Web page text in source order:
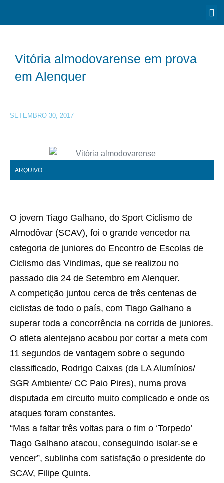
Vitória almodovarense em prova
em Alenquer
SETEMBRO 30, 2017
ARQUIVO
O jovem Tiago Galhano, do Sport Ciclismo de
Almodôvar (SCAV), foi o grande vencedor na
categoria de juniores do Encontro de Escolas de
Ciclismo das Vindimas, que se realizou no
passado dia 24 de Setembro em Alenquer.
A competição juntou cerca de três centenas de
ciclistas de todo o país, com Tiago Galhano a
superar toda a concorrência na corrida de juniores.
O atleta alentejano acabou por cortar a meta com
11 segundos de vantagem sobre o segundo
classificado, Rodrigo Caixas (da LA Alumínios/
SGR Ambiente/ CC Paio Pires), numa prova
disputada em circuito muito complicado e onde os
ataques foram constantes.
“Mas a faltar três voltas para o fim o ‘Torpedo’
Tiago Galhano atacou, conseguindo isolar-se e
vencer”, sublinha com satisfação o presidente do
SCAV, Filipe Quinta.